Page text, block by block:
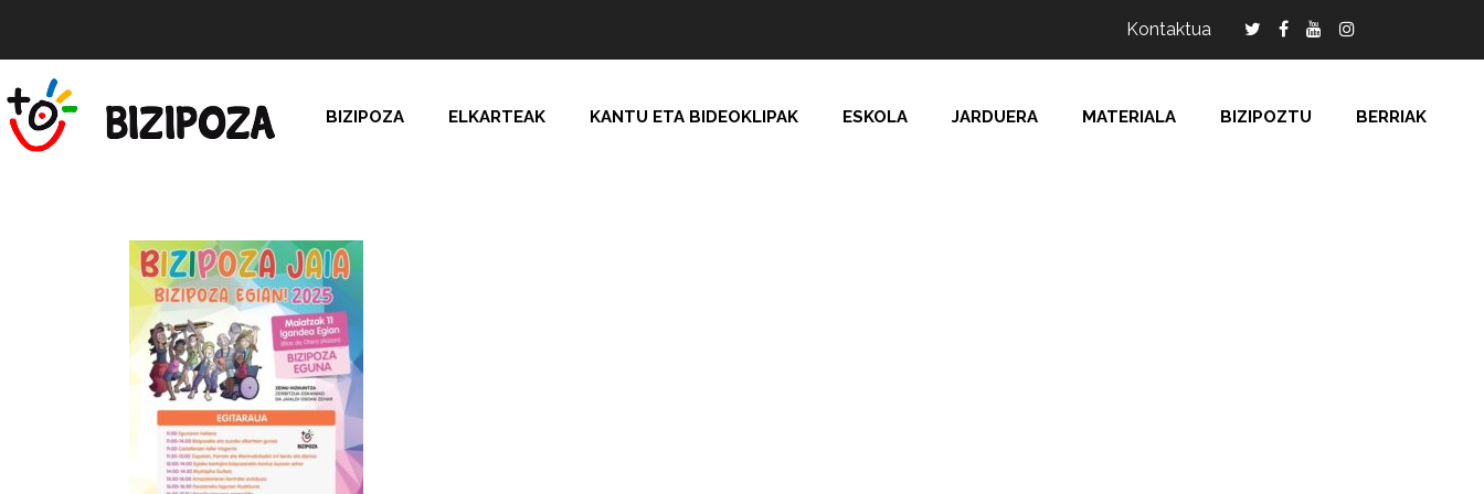
Kontaktua
BIZIPOZA ELKARTEAK KANTU ETA BIDEOKLIPAK ESKOLA JARDUERA MATERIALA BIZIPOZTU BERRIAK